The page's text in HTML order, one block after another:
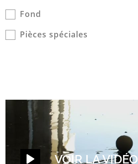
Fond
Pièces spéciales
VOIR LA VIDÉO